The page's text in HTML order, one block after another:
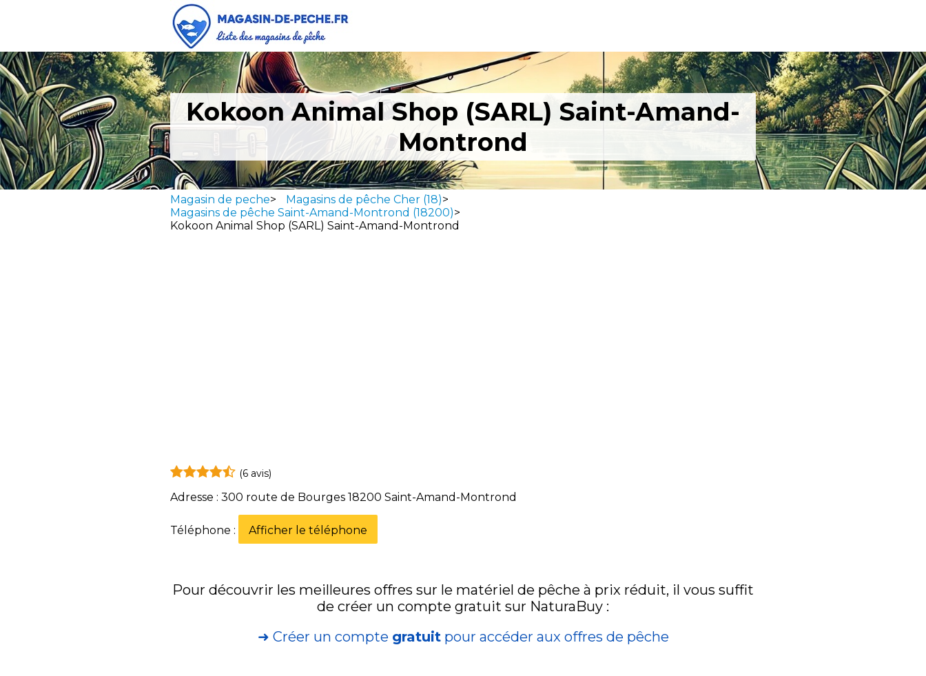
Kokoon Animal Shop (SARL) Saint-Amand-
Montrond
Magasin de peche> Magasins de pêche Cher (18)>
Magasins de pêche Saint-Amand-Montrond (18200)>
Kokoon Animal Shop (SARL) Saint-Amand-Montrond
(6 avis)
Adresse : 300 route de Bourges 18200 Saint-Amand-Montrond
Téléphone : Afficher le téléphone
Pour découvrir les meilleures offres sur le matériel de pêche à prix réduit, il vous suffit
de créer un compte gratuit sur NaturaBuy :
➜ Créer un compte gratuitpour accéder aux offres de pêche